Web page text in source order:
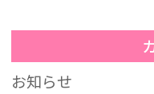
お知らせ